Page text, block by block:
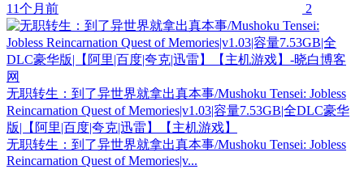
11个月前 2
无职转生：到了异世界就拿出真本事/Mushoku Tensei: Jobless
Reincarnation Quest of Memories|v1.03|容量7.53GB|全DLC豪华
版|【阿里|百度|夸克|迅雷】【主机游戏】
无职转生：到了异世界就拿出真本事/Mushoku Tensei: Jobless
Reincarnation Quest of Memories|v...